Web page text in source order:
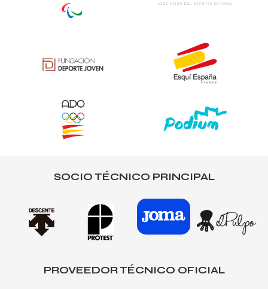
SOCIO TÉCNICO PRINCIPAL
PROVEEDOR TÉCNICO OFICIAL